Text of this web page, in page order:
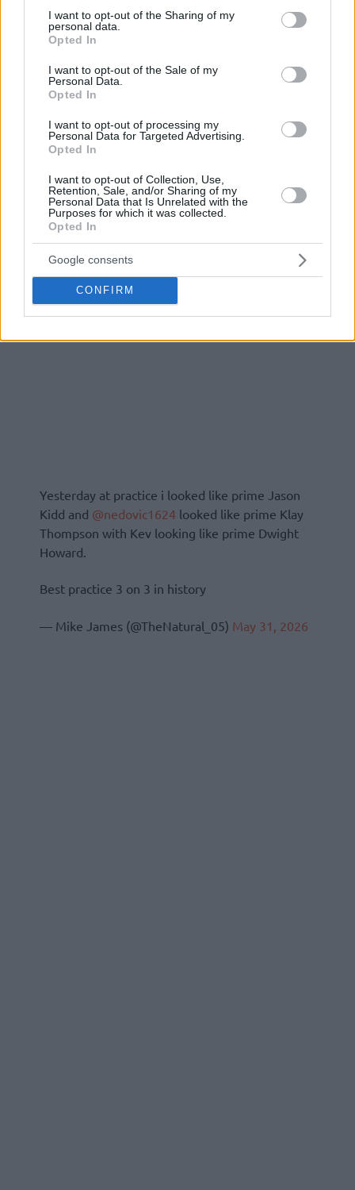
not limited to your visit or usage behaviour. You may click to
grant or deny consent to Google and its third-party tags to
use your data for below specified purposes in below Google
consent section.
I want to opt-out of the Sharing of my
personal data.
Opted In
I want to opt-out of the Sale of my
Personal Data.
Opted In
I want to opt-out of processing my
Personal Data for Targeted Advertising.
Opted In
I want to opt-out of Collection, Use,
Retention, Sale, and/or Sharing of my
Personal Data that Is Unrelated with the
Purposes for which it was collected.
Opted In
Google consents
CONFIRM
Yesterday at practice i looked like prime Jason
Kidd and @nedovic1624 looked like prime Klay
Thompson with Kev looking like prime Dwight
Howard.
Best practice 3 on 3 in history
— Mike James (@TheNatural_05) May 31, 2026